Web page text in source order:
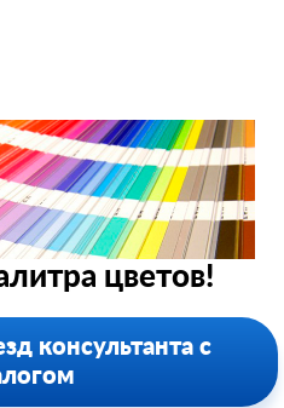
цветов!
консультанта с